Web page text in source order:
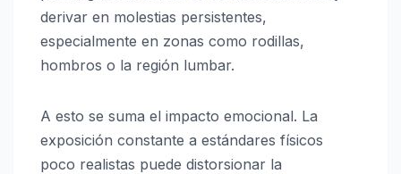
derivar en molestias persistentes,
especialmente en zonas como rodillas,
hombros o la región lumbar.
A esto se suma el impacto emocional. La
exposición constante a estándares físicos
poco realistas puede distorsionar la